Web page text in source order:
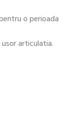
o perioada
articulatia.